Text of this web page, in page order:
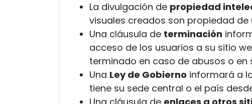
La divulgación de propiedad
visuales creados son propiedad
Una cláusula de terminación
acceso de los usuarios a su sitio
terminado en caso de abusos o en
Una Ley de Gobierno informará a
tiene su sede central o el país